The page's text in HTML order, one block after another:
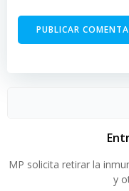
MP solicita retirar la
y